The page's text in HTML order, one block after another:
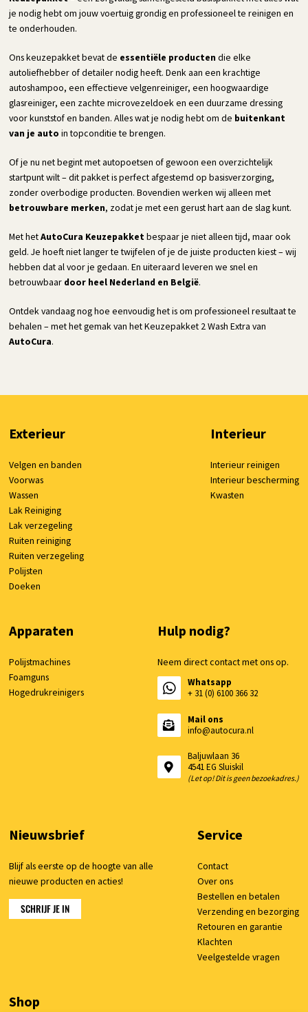
je nodig hebt om jouw voertuig grondig en professioneel te reinigen en
te onderhouden.
Ons keuzepakket bevat de essentiële producten die elke
autoliefhebber of detailer nodig heeft. Denk aan een krachtige
autoshampoo, een effectieve velgenreiniger, een hoogwaardige
glasreiniger, een zachte microvezeldoek en een duurzame dressing
voor kunststof en banden. Alles wat je nodig hebt om de buitenkant
van je auto in topconditie te brengen.
Of je nu net begint met autopoetsen of gewoon een overzichtelijk
startpunt wilt – dit pakket is perfect afgestemd op basisverzorging,
zonder overbodige producten. Bovendien werken wij alleen met
betrouwbare merken, zodat je met een gerust hart aan de slag kunt.
Met hetAutoCura Keuzepakketbespaar je niet alleen tijd, maar ook
geld. Je hoeft niet langer te twijfelen of je de juiste producten kiest – wij
hebben dat al voor je gedaan. En uiteraard leveren we snel en
betrouwbaar door heel Nederland en België.
Ontdek vandaag nog hoe eenvoudig het is om professioneel resultaat te
behalen – met het gemak van het Keuzepakket 2 Wash Extra van
AutoCura.
Exterieur
Velgen en banden
Voorwas
Wassen
Lak Reiniging
Lak verzegeling
Ruiten reiniging
Ruiten verzegeling
Polijsten
Doeken
Interieur
Interieur reinigen
Interieur bescherming
Kwasten
Apparaten
Polijstmachines
Foamguns
Hogedrukreinigers
Hulp nodig?
Neem direct contact met ons op.
Whatsapp
+ 31 (0) 6100 366 32
Mail ons
info@autocura.nl
Baljuwlaan 36
4541 EG Sluiskil
(Let op! Dit is geen bezoekadres.)
Nieuwsbrief
Blijf als eerste op de hoogte van alle
nieuwe producten en acties!
SCHRIJF JE IN
Service
Contact
Over ons
Bestellen en betalen
Verzending en bezorging
Retouren en garantie
Klachten
Veelgestelde vragen
Shop